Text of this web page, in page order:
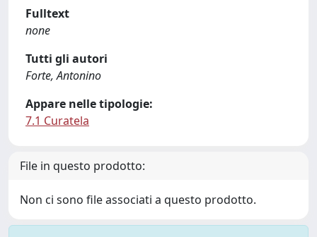
Fulltext
none
Tutti gli autori
Forte, Antonino
Appare nelle tipologie:
7.1 Curatela
File in questo prodotto:
Non ci sono file associati a questo prodotto.